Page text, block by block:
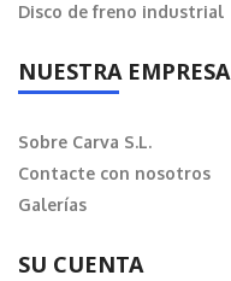
Disco de freno industrial
NUESTRA EMPRESA
Sobre Carva S.L.
Contacte con nosotros
Galerías
SU CUENTA